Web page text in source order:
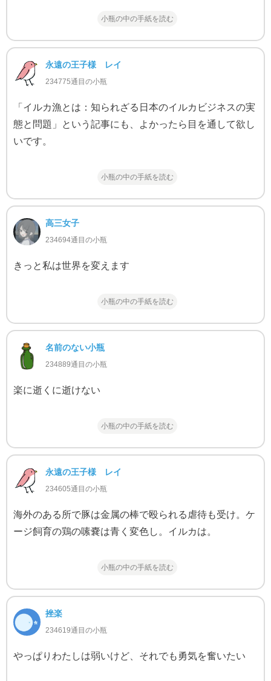
小瓶の中の手紙を読む
永遠の王子様 レイ
234775通目の小瓶
「イルカ漁とは：知られざる日本のイルカビジネスの実
態と問題」という記事にも、よかったら目を通して欲し
いです。
小瓶の中の手紙を読む
高三女子
234694通目の小瓶
きっと私は世界を変えます
小瓶の中の手紙を読む
名前のない小瓶
234889通目の小瓶
楽に逝くに逝けない
小瓶の中の手紙を読む
永遠の王子様 レイ
234605通目の小瓶
海外のある所で豚は金属の棒で殴られる虐待も受け。ケ
ージ飼育の鶏の嗉嚢は青く変色し。イルカは。
小瓶の中の手紙を読む
挫楽
234619通目の小瓶
やっぱりわたしは弱いけど、それでも勇気を奮いたい